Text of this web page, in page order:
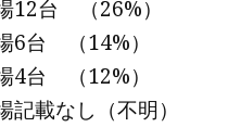
12台 （26%）
6台 （14%）
4台 （12%）
載なし（不明）